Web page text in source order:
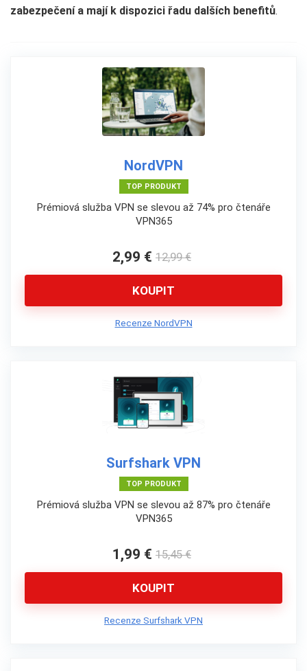
zabezpečení a mají k dispozici řadu dalších benefitů.
NordVPN
TOP PRODUKT
Prémiová služba VPN se slevou až 74% pro čtenáře
VPN365
2,99 € 12,99 €
KOUPIT
Recenze NordVPN
Surfshark VPN
TOP PRODUKT
Prémiová služba VPN se slevou až 87% pro čtenáře
VPN365
1,99 € 15,45 €
KOUPIT
Recenze Surfshark VPN